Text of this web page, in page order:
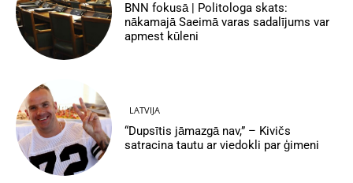
BNN fokusā | Politologa skats:
nākamajā Saeimā varas sadalījums var
apmest kūleni
LATVIJA
“Dupsītis jāmazgā nav,” – Kivičs
satracina tautu ar viedokli par ģimeni